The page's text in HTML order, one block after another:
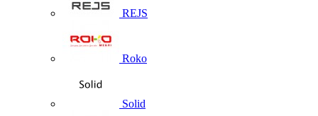
REJS
Roko
Solid